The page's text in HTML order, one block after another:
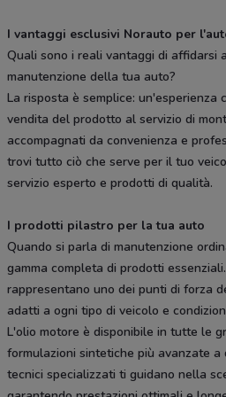
I vantaggi esclusivi Norauto per
Quali sono i reali vantaggi di affidarsi
manutenzione della tua auto?
La risposta è semplice: un'esperienza
vendita del prodotto al servizio di
accompagnati da convenienza e
trovi tutto ciò che serve per il tuo
servizio esperto e prodotti di qualità.
I prodotti pilastro per la tua auto
Quando si parla di manutenzione
gamma completa di prodotti
rappresentano uno dei punti di forza
adatti a ogni tipo di veicolo e
L'olio motore è disponibile in tutte le
formulazioni sintetiche più avanzate
tecnici specializzati ti guidano nella